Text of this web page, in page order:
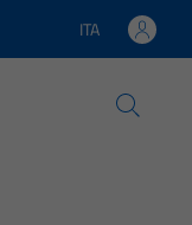
Lingua attiva:
ITA